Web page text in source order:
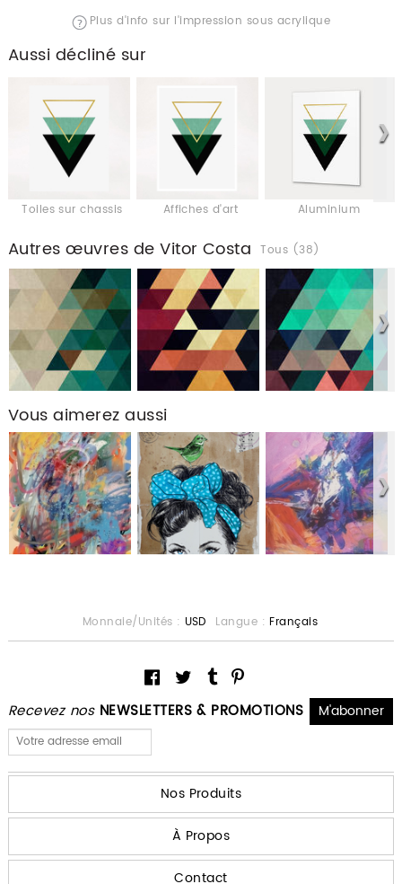
Plus d'info sur l'impression sous acrylique
Aussi décliné sur
Toiles sur chassis Affiches d'art Aluminium
Autres œuvres de Vitor Costa Tous (38)
Vous aimerez aussi
Recevez nos NEWSLETTERS & PROMOTIONS
Monnaie/Unités : USD Langue : Français
Nos Produits
À Propos
Contact